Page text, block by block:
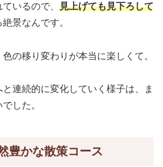
いるので、 見上げても見下ろして
景なんです。
の移り変わりが本当に楽しくて。
連続的に変化していく様子は、ま
した。
豊かな散策コース